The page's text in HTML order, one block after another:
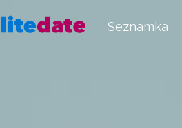
Seznamka